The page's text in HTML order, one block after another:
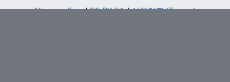
Nivan-e_Suq/CC-BY-SA/이용약관 (Terms)